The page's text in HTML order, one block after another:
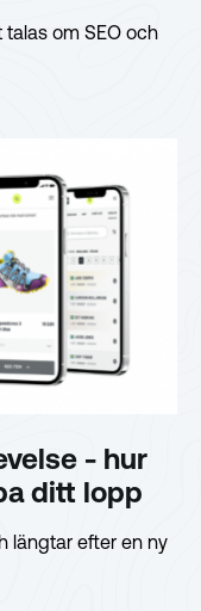
om SEO och
- hur
ditt lopp
längtar efter en ny